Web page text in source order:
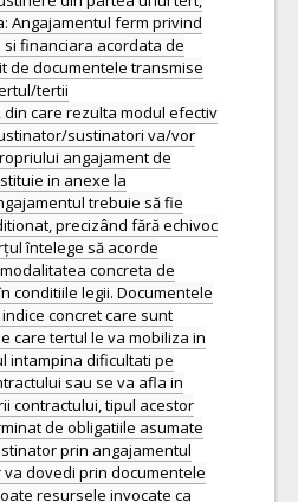
Angajamentul ferm privind
financiara acordata de
de documentele transmise
tertii
care rezulta modul efectiv
sustinatori va/vor
angajament de
in anexe la
trebuie să fie
precizând fără echivoc
întelege să acorde
concreta de
conditiile legii. Documentele
concret care sunt
care tertul le va mobiliza in
intampina dificultati pe
sau se va afla in
contractului, tipul acestor
de obligatiile asumate
prin angajamentul
dovedi prin documentele
resursele invocate ca